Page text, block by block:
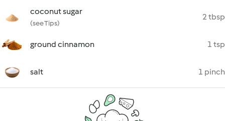
coconut sugar
(see Tips)
2 tbsp
ground cinnamon 1 tsp
salt 1 pinch